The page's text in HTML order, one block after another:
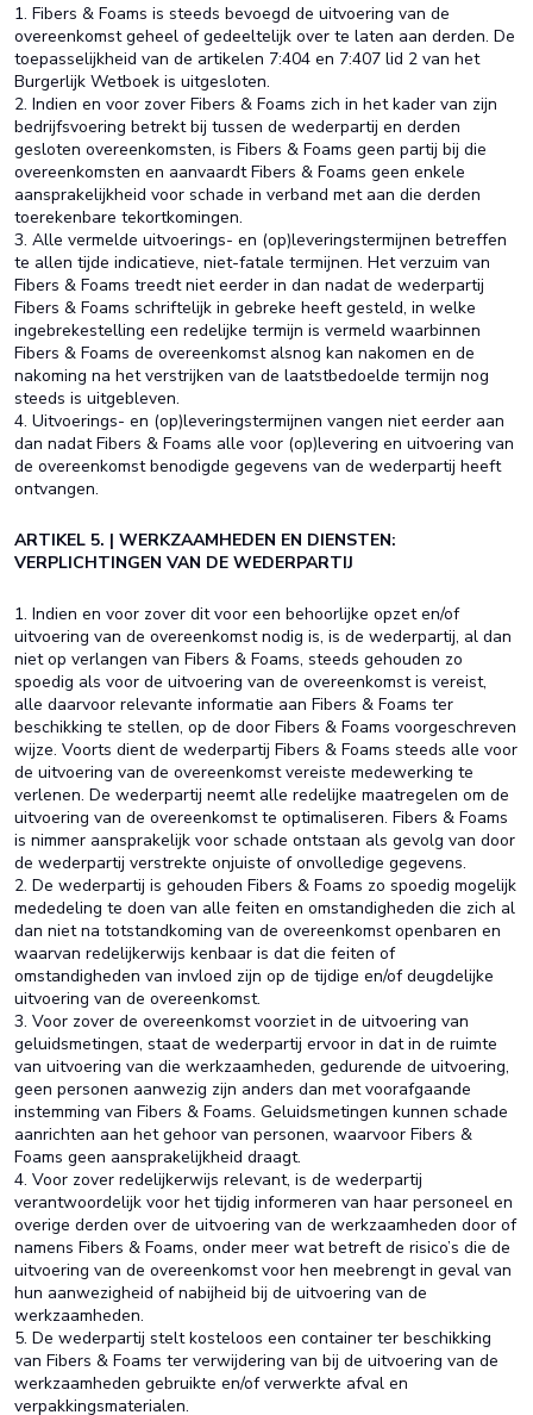
1. Fibers & Foams is steeds bevoegd de uitvoering van de
overeenkomst geheel of gedeeltelijk over te laten aan derden. De
toepasselijkheid van de artikelen 7:404 en 7:407 lid 2 van het
Burgerlijk Wetboek is uitgesloten.
2. Indien en voor zover Fibers & Foams zich in het kader van zijn
bedrijfsvoering betrekt bij tussen de wederpartij en derden
gesloten overeenkomsten, is Fibers & Foams geen partij bij die
overeenkomsten en aanvaardt Fibers & Foams geen enkele
aansprakelijkheid voor schade in verband met aan die derden
toerekenbare tekortkomingen.
3. Alle vermelde uitvoerings- en (op)leveringstermijnen betreffen
te allen tijde indicatieve, niet-fatale termijnen. Het verzuim van
Fibers & Foams treedt niet eerder in dan nadat de wederpartij
Fibers & Foams schriftelijk in gebreke heeft gesteld, in welke
ingebrekestelling een redelijke termijn is vermeld waarbinnen
Fibers & Foams de overeenkomst alsnog kan nakomen en de
nakoming na het verstrijken van de laatstbedoelde termijn nog
steeds is uitgebleven.
4. Uitvoerings- en (op)leveringstermijnen vangen niet eerder aan
dan nadat Fibers & Foams alle voor (op)levering en uitvoering van
de overeenkomst benodigde gegevens van de wederpartij heeft
ontvangen.
ARTIKEL 5. | WERKZAAMHEDEN EN DIENSTEN:
VERPLICHTINGEN VAN DE WEDERPARTIJ
1. Indien en voor zover dit voor een behoorlijke opzet en/of
uitvoering van de overeenkomst nodig is, is de wederpartij, al dan
niet op verlangen van Fibers & Foams, steeds gehouden zo
spoedig als voor de uitvoering van de overeenkomst is vereist,
alle daarvoor relevante informatie aan Fibers & Foams ter
beschikking te stellen, op de door Fibers & Foams voorgeschreven
wijze. Voorts dient de wederpartij Fibers & Foams steeds alle voor
de uitvoering van de overeenkomst vereiste medewerking te
verlenen. De wederpartij neemt alle redelijke maatregelen om de
uitvoering van de overeenkomst te optimaliseren. Fibers & Foams
is nimmer aansprakelijk voor schade ontstaan als gevolg van door
de wederpartij verstrekte onjuiste of onvolledige gegevens.
2. De wederpartij is gehouden Fibers & Foams zo spoedig mogelijk
mededeling te doen van alle feiten en omstandigheden die zich al
dan niet na totstandkoming van de overeenkomst openbaren en
waarvan redelijkerwijs kenbaar is dat die feiten of
omstandigheden van invloed zijn op de tijdige en/of deugdelijke
uitvoering van de overeenkomst.
3. Voor zover de overeenkomst voorziet in de uitvoering van
geluidsmetingen, staat de wederpartij ervoor in dat in de ruimte
van uitvoering van die werkzaamheden, gedurende de uitvoering,
geen personen aanwezig zijn anders dan met voorafgaande
instemming van Fibers & Foams. Geluidsmetingen kunnen schade
aanrichten aan het gehoor van personen, waarvoor Fibers &
Foams geen aansprakelijkheid draagt.
4. Voor zover redelijkerwijs relevant, is de wederpartij
verantwoordelijk voor het tijdig informeren van haar personeel en
overige derden over de uitvoering van de werkzaamheden door of
namens Fibers & Foams, onder meer wat betreft de risico’s die de
uitvoering van de overeenkomst voor hen meebrengt in geval van
hun aanwezigheid of nabijheid bij de uitvoering van de
werkzaamheden.
5. De wederpartij stelt kosteloos een container ter beschikking
van Fibers & Foams ter verwijdering van bij de uitvoering van de
werkzaamheden gebruikte en/of verwerkte afval en
verpakkingsmaterialen.